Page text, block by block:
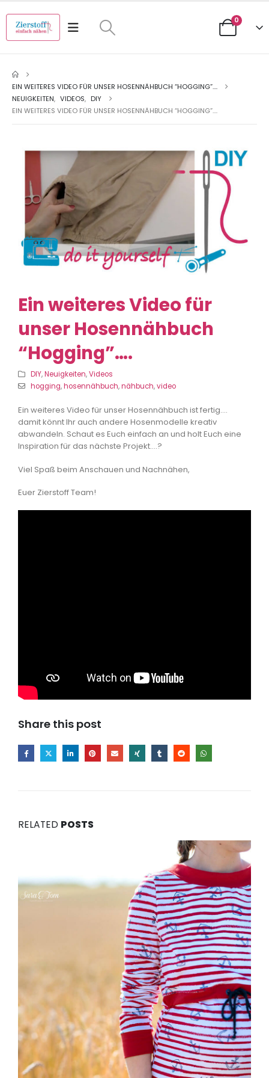
0
EIN WEITERES VIDEO FÜR UNSER HOSENNÄHBUCH “HOGGING”….
NEUIGKEITEN, VIDEOS, DIY
EIN WEITERES VIDEO FÜR UNSER HOSENNÄHBUCH “HOGGING”….
Ein weiteres Video für
unser Hosennähbuch
“Hogging”….
DIY,Neuigkeiten,Videos
hogging,hosennähbuch,nähbuch,video
Ein weiteres Video für unser Hosennähbuch ist fertig….
damit könnt Ihr auch andere Hosenmodelle kreativ
abwandeln. Schaut es Euch einfach an und holt Euch eine
Inspiration für das nächste Projekt….?
Viel Spaß beim Anschauen und Nachnähen,
Euer Zierstoff Team!
Share this post
RELATED POSTS